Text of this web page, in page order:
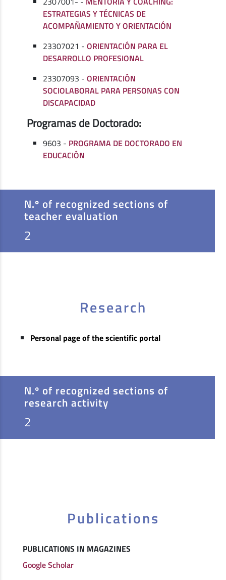
ESTRATEGIAS Y TÉCNICAS DE
ACOMPAÑAMIENTO Y ORIENTACIÓN
23307021 -ORIENTACIÓN PARA EL
DESARROLLO PROFESIONAL
23307093 -ORIENTACIÓN
SOCIOLABORAL PARA PERSONAS CON
DISCAPACIDAD
Programas de Doctorado:
9603 - PROGRAMA DE DOCTORADO EN
EDUCACIÓN
N.º of recognized sections of
teacher evaluation
2
Research
Personal page of the scientific portal
N.º of recognized sections of
research activity
2
Publications
PUBLICATIONS IN MAGAZINES
Google Scholar